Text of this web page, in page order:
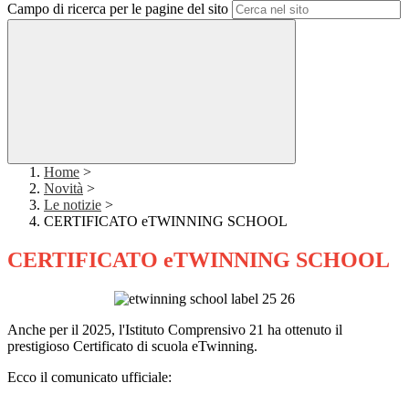
Campo di ricerca per le pagine del sito
Home >
Novità >
Le notizie >
CERTIFICATO eTWINNING SCHOOL
CERTIFICATO eTWINNING SCHOOL
Anche per il 2025, l'Istituto Comprensivo 21 ha ottenuto il
prestigioso Certificato di scuola eTwinning.
Ecco il comunicato ufficiale: